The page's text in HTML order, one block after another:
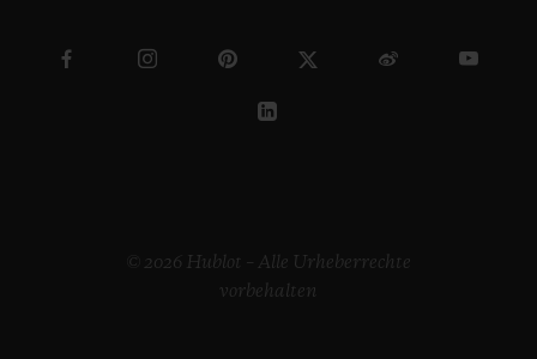
© 2026 Hublot – Alle Urheberrechte
vorbehalten